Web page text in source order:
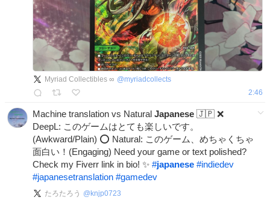
Myriad Collectibles ∞ @myriadcollects
2:46
Machine translation vs Natural Japanese 🇯🇵 ❌
DeepL: このゲームはとても楽しいです。
(Awkward/Plain) ⭕ Natural: このゲーム、めちゃくちゃ
面白い！(Engaging) Need your game or text polished?
Check my Fiverr link in bio! ✨ #japanese #indiedev
#japanesetranslation #gamedev
たろたろう @ knjp0723